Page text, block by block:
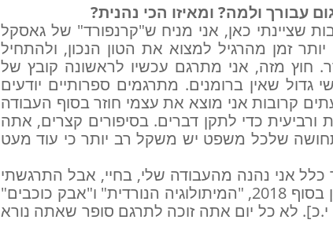
שציינתי כאן, אני מניח ש"קרנפורד" של גאסקל
זמן מהרגיל למצוא את הטון הנכון, ולהתחיל
חוץ מזה, אני מתרגם עכשיו לראשונה קובץ של
גדול שאין ברומנים. מתרגמים ספרותיים יודעים
קרובות אני מוצא את עצמי חוזר בסוף העבודה
ורביעית כדי לתקן דברים. בסיפורים קצרים, אתה
שלכל משפט יש משקל רב יותר כי עוד מעט
כלל אני נהנה מהעבודה שלי, בחיי, אבל התרגשתי
נורא לתרגם שני ספרים של ניל גיימן בסוף 2018, "המיתולוגיה הנורדית" ו"אבק כוכבים"
לא כל יום אתה זוכה לתרגם סופר שאתה נורא